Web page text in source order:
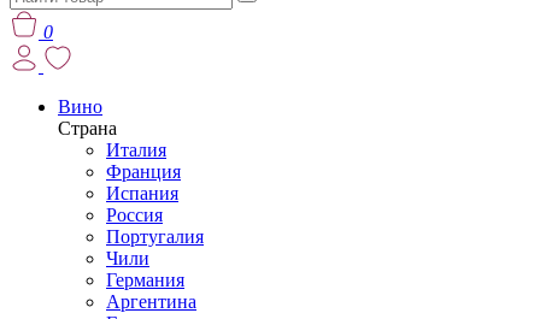
0
Вино
Страна
Италия
Франция
Испания
Россия
Португалия
Чили
Германия
Аргентина